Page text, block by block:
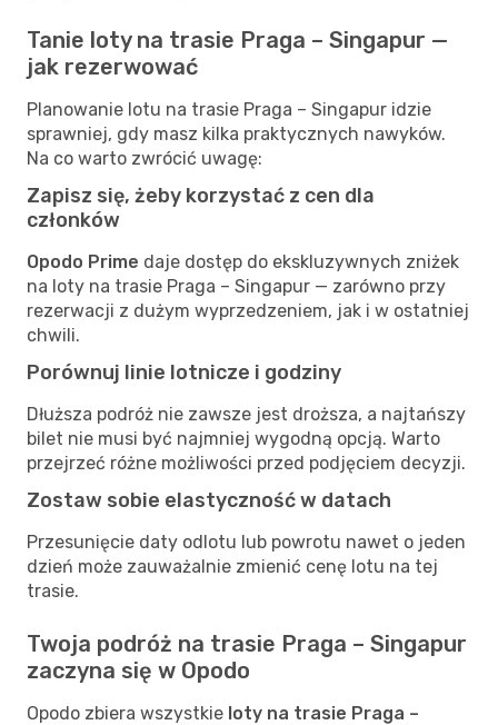
Tanie loty na trasie Praga – Singapur —
jak rezerwować
Planowanie lotu na trasie Praga – Singapur idzie
sprawniej, gdy masz kilka praktycznych nawyków.
Na co warto zwrócić uwagę:
Zapisz się, żeby korzystać z cen dla
członków
Opodo Prime daje dostęp do ekskluzywnych zniżek
na loty na trasie Praga – Singapur — zarówno przy
rezerwacji z dużym wyprzedzeniem, jak i w ostatniej
chwili.
Porównuj linie lotnicze i godziny
Dłuższa podróż nie zawsze jest droższa, a najtańszy
bilet nie musi być najmniej wygodną opcją. Warto
przejrzeć różne możliwości przed podjęciem decyzji.
Zostaw sobie elastyczność w datach
Przesunięcie daty odlotu lub powrotu nawet o jeden
dzień może zauważalnie zmienić cenę lotu na tej
trasie.
Twoja podróż na trasie Praga – Singapur
zaczyna się w Opodo
Opodo zbiera wszystkie loty na trasie Praga –